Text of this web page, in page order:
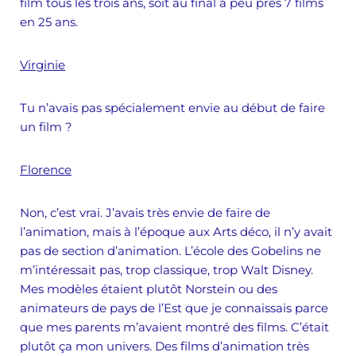
en 25 ans.
Virginie
Tu n’avais pas spécialement envie au début de faire
un film ?
Florence
Non, c’est vrai. J’avais très envie de faire de
l’animation, mais à l’époque aux Arts déco, il n’y avait
pas de section d’animation. L’école des Gobelins ne
m’intéressait pas, trop classique, trop Walt Disney.
Mes modèles étaient plutôt Norstein ou des
animateurs de pays de l’Est que je connaissais parce
que mes parents m’avaient montré des films. C’était
plutôt ça mon univers. Des films d’animation très